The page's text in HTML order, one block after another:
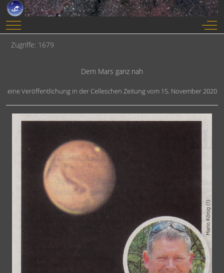
Mobile Menu Toggle Off-
Zugriffe: 1679
Dem Mars ganz nah
eine Veröffentlichung in der Celleschen Zeitung vom 15. November 2020